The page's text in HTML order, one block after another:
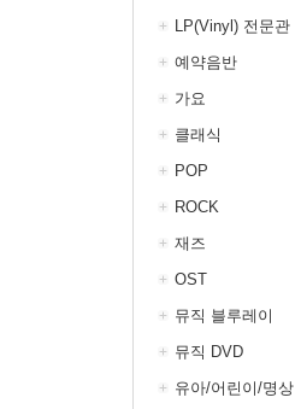
LP(Vinyl) 전문관
예약음반
가요
클래식
POP
ROCK
재즈
OST
뮤직 블루레이
뮤직 DVD
유아/어린이/명상